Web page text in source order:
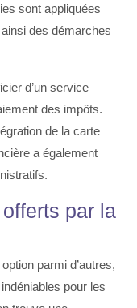
sont appliquées
des démarches
d’un service
des impôts.
de la carte
a également
par la
parmi d’autres,
pour les